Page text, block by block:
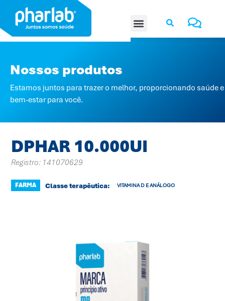
Nossos produtos
Estamos juntos para trazer o melhor, proporcionando saúde e
bem-estar para você.
DPHAR 10.000UI
Registro: 141070629
FARMA Classe terapêutica: VITAMINA D E ANÁLOGO